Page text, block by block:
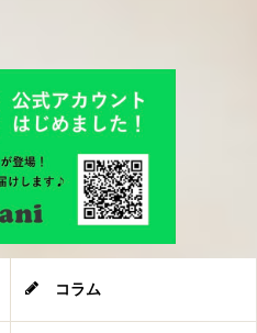
コラム